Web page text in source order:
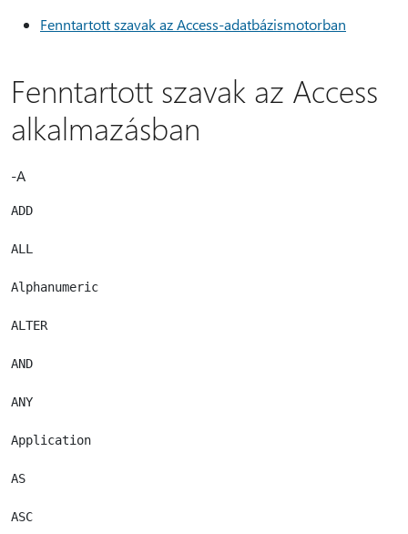
Fenntartott szavak az Access-adatbázismotorban
Fenntartott szavak az Access
alkalmazásban
-A
ADD
ALL
Alphanumeric
ALTER
AND
ANY
Application
AS
ASC